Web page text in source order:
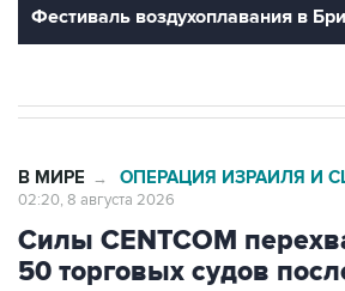
Силы CENTCOM
50 торговых судов после
возобновления